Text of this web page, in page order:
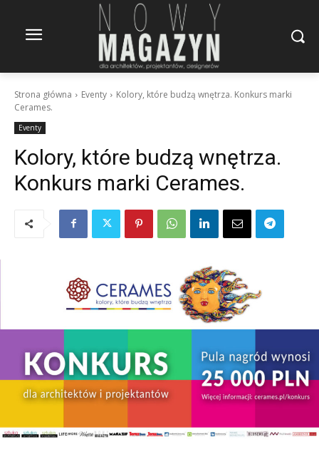
Strona główna Eventy
Kolory, które budzą wnętrza. Konkurs marki
Cerames.
Eventy
Kolory, które budzą wnętrza.
Konkurs marki Cerames.